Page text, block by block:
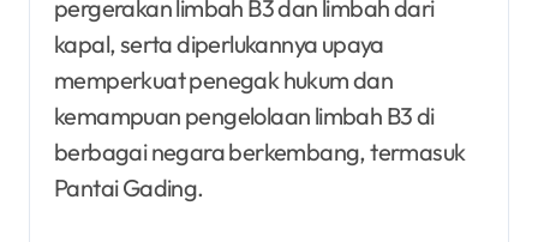
pergerakan limbah B3 dan limbah dari
kapal, serta diperlukannya upaya
memperkuat penegak hukum dan
kemampuan pengelolaan limbah B3 di
berbagai negara berkembang, termasuk
Pantai Gading.